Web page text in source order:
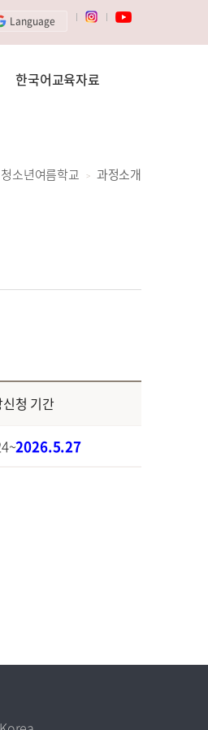
Language
한국어교육자료
청소년여름학교 과정소개
청 기간
2026.5.27